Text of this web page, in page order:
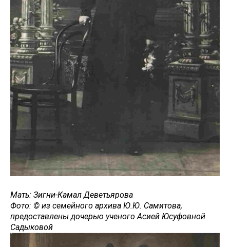
Мать: Зигни-Камал Деветьярова
Фото: © из семейного архива Ю.Ю. Самитова,
предоставлены дочерью ученого Асией Юсуфовной
Садыковой